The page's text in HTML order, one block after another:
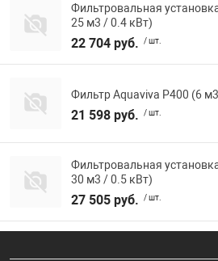
Фильтровальная
25 м3 / 0.4 кВт)
22 704 руб. / шт.
Фильтр Aquaviva P400 (6
21 598 руб. / шт.
Фильтровальная
30 м3 / 0.5 кВт)
27 505 руб. / шт.